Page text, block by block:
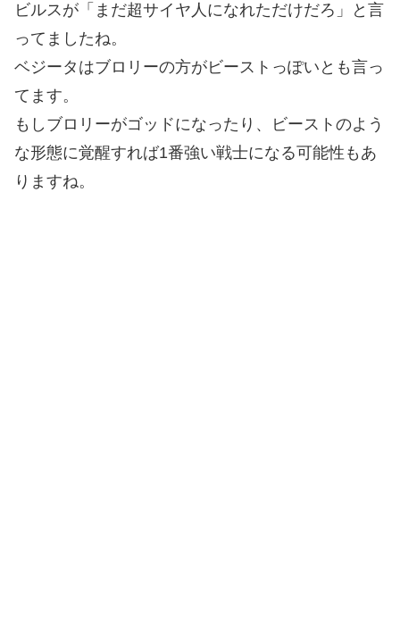
ビルスが「まだ超サイヤ人になれただけだろ」と言
ってましたね。
ベジータはブロリーの方がビーストっぽいとも言っ
てます。
もしブロリーがゴッドになったり、ビーストのよう
な形態に覚醒すれば1番強い戦士になる可能性もあ
りますね。